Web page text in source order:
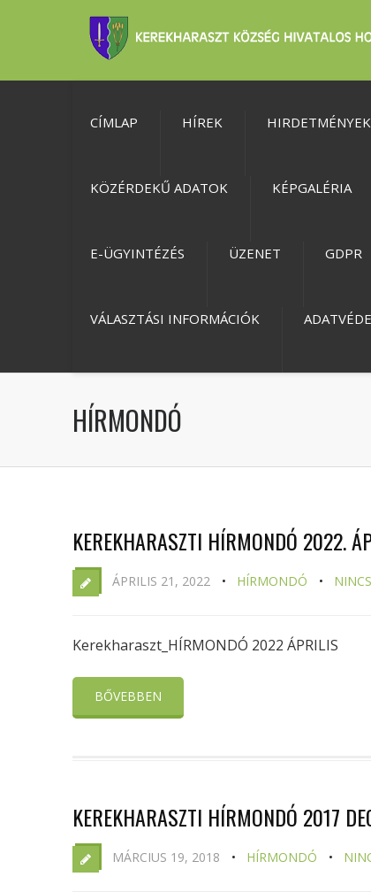
CÍMLAP HÍREK HIRDETMÉNYEK
KÖZÉRDEKŰ ADATOK KÉPGALÉRIA
E-ÜGYINTÉZÉS ÜZENET GDPR
VÁLASZTÁSI INFORMÁCIÓK
HÍRMONDÓ
KEREKHARASZTI HÍRMONDÓ 2022.
ÁPRILIS 21, 2022 HÍRMONDÓ
Kerekharaszt_HÍRMONDÓ 2022 ÁPRILIS
BŐVEBBEN
KEREKHARASZTI HÍRMONDÓ 2017
MÁRCIUS 19, 2018 HÍRMONDÓ